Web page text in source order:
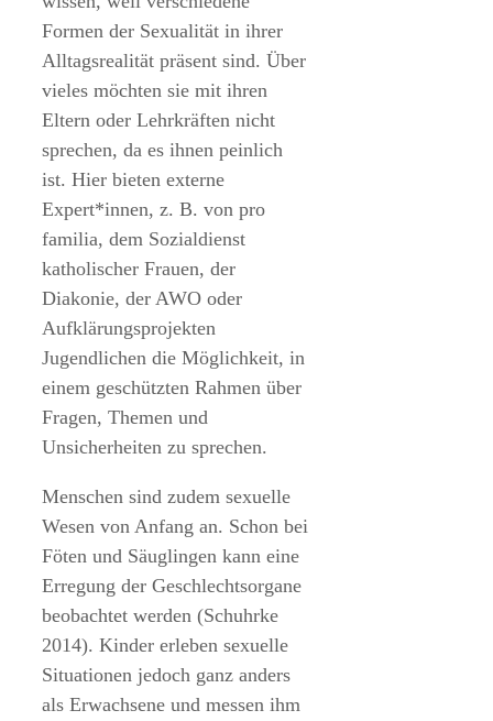
Formen der Sexualität in ihrer
Alltagsrealität präsent sind. Über
vieles möchten sie mit ihren
Eltern oder Lehrkräften nicht
sprechen, da es ihnen peinlich
ist. Hier bieten externe
Expert*innen, z. B. von pro
familia, dem Sozialdienst
katholischer Frauen, der
Diakonie, der AWO oder
Aufklärungsprojekten
Jugendlichen die Möglichkeit, in
einem geschützten Rahmen über
Fragen, Themen und
Unsicherheiten zu sprechen.
Menschen sind zudem sexuelle
Wesen von Anfang an. Schon bei
Föten und Säuglingen kann eine
Erregung der Geschlechtsorgane
beobachtet werden (Schuhrke
2014). Kinder erleben sexuelle
Situationen jedoch ganz anders
als Erwachsene und messen ihm